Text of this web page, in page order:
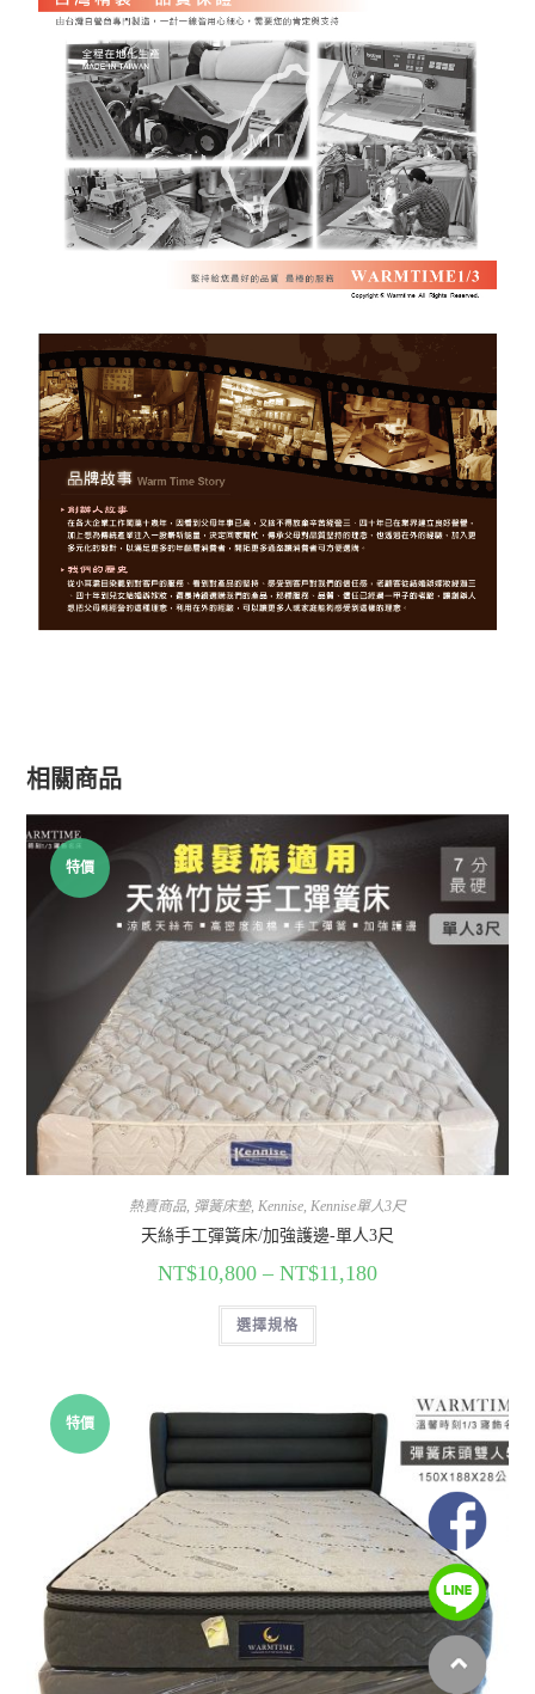
相關商品
特價
熱賣商品, 彈簧床墊, Kennise, Kennise單人3尺
天絲手工彈簧床/加強護邊-單人3尺
NT$10,800 – NT$11,180
選擇規格
特價